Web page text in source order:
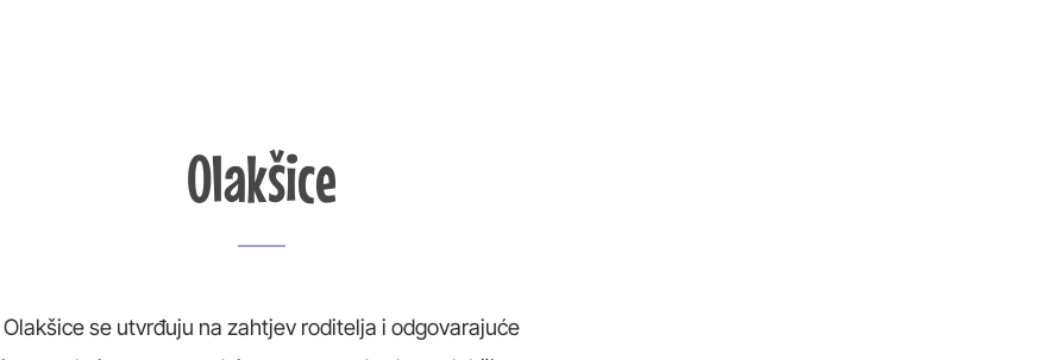
Olakšice
Olakšice se utvrđuju na zahtjev roditelja i odgovarajuće